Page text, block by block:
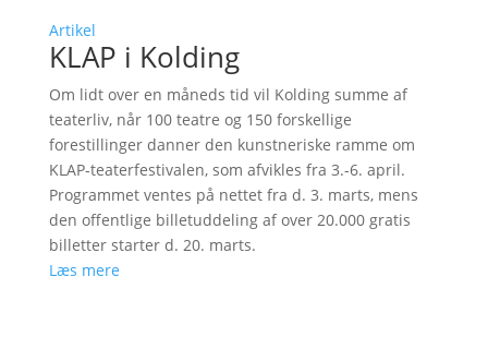
Artikel
KLAP i Kolding
Om lidt over en måneds tid vil Kolding summe af
teaterliv, når 100 teatre og 150 forskellige
forestillinger danner den kunstneriske ramme om
KLAP-teaterfestivalen, som afvikles fra 3.-6. april.
Programmet ventes på nettet fra d. 3. marts, mens
den offentlige billetuddeling af over 20.000 gratis
billetter starter d. 20. marts.
Læs mere